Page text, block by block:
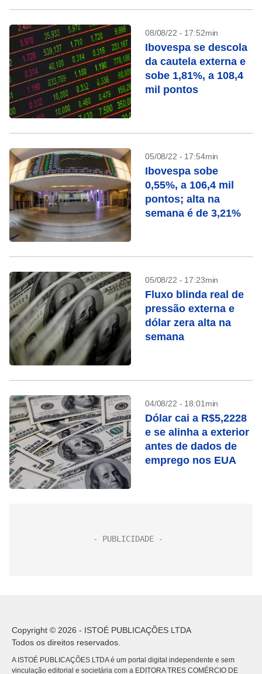
08/08/22 - 17:52min
Ibovespa se descola
da cautela externa e
sobe 1,81%, a 108,4
mil pontos
05/08/22 - 17:54min
Ibovespa sobe
0,55%, a 106,4 mil
pontos; alta na
semana é de 3,21%
05/08/22 - 17:23min
Fluxo blinda real de
pressão externa e
dólar zera alta na
semana
04/08/22 - 18:01min
Dólar cai a R$5,2228
e se alinha a exterior
antes de dados de
emprego nos EUA
Copyright © 2026 - ISTOÉ PUBLICAÇÕES LTDA
Todos os direitos reservados.
A ISTOÉ PUBLICAÇÕES LTDA é um portal digital independente e sem
vinculação editorial e societária com a EDITORA TRES COMÉRCIO DE